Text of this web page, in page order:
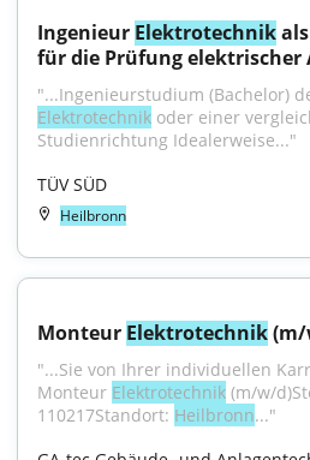
Ingenieur Elektrotechnik
für die Prüfung elektrischer
Elektrotechnik oder einer
Studienrichtung Idealerweise..."
TÜV SÜD
Heilbronn
Monteur Elektrotechnik
"...Sie von Ihrer individuellen
Monteur Elektrotechnik (m/w/
110217Standort: Heilbronn..."